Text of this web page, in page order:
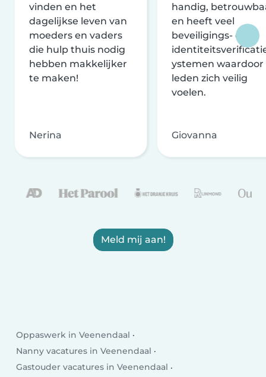
vinden en het
dagelijkse leven van
moeders en vaders
die hulp thuis nodig
hebben makkelijker
te maken!
Nerina
handig,
en heeft veel
beveiligings- en
ystemen waardoor
leden zich veilig
voelen.
Giovanna
Meld mij aan!
Oppaswerk in Veenendaal
Nanny vacatures in Veenendaal
Gastouder vacatures in Veenendaal